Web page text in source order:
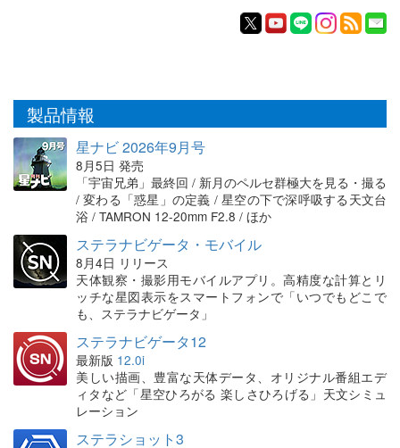
製品情報
星ナビ 2026年9月号
8月5日 発売
「宇宙兄弟」最終回 / 新月のペルセ群極大を見る・撮る
/ 変わる「惑星」の定義 / 星空の下で深呼吸する天文台
浴 / TAMRON 12-20mm F2.8 / ほか
ステラナビゲータ・モバイル
8月4日 リリース
天体観察・撮影用モバイルアプリ。高精度な計算とリ
ッチな星図表示をスマートフォンで「いつでもどこで
も、ステラナビゲータ」
ステラナビゲータ12
最新版 12.0i
美しい描画、豊富な天体データ、オリジナル番組エデ
ィタなど「星空ひろがる 楽しさひろげる」天文シミュ
レーション
ステラショット3